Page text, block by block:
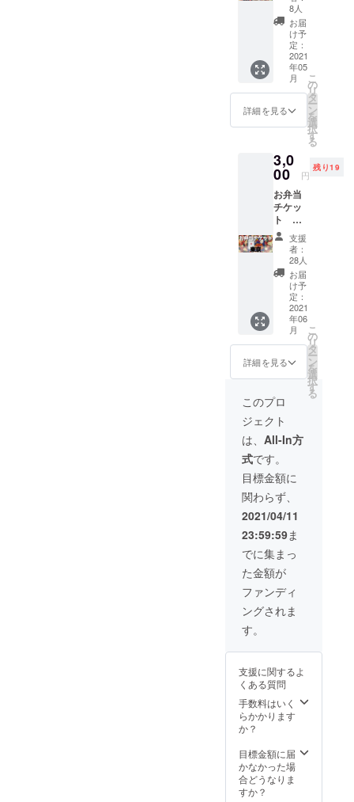
会場内
の環境
音も含
まれま
す。ご
了承く
ださ
万が
一、機
で映像
収録に
支障が
あった
場合に
はその
旨をお
伝えし
た上で
別公演
の映像
をお送
りさせ
ていた
だく可
ありま
す。
等、外
部への
公開は
禁止と
させて
いただ
きま
す。 お
届け予
定時期
※状況に
より前
後する
場合が
ありま
す。
①「あ
りがと
セー
ジ」 →
ご支援
された
公演開
催日か
②「QR
コード
入りの
共有に
は
YouTub
eを使用
しま
す。予
め、再
生可能
なス
末と
ネット
環境を
ご準備
くださ
い。 ※
定点映
像には
会場内
の環境
音も含
まれま
す。ご
了承く
ださ
万が
一、機
ブル等
で映像
収録に
支障が
場合に
はその
旨をお
伝えし
た上で
別公演
の映像
をお送
りさせ
ていた
だく可
能性が
ありま
等、外
部への
公開は
禁止と
させて
いただ
届け予
定時期
※状況に
岡 昼
公演】
の定点
映像を
ご視聴
いただ
けま
す！ ※
ご視聴
リター
ンのお
届けか
ら24時
間限定
となり
ます。
※映像の
共有に
は
YouTub
eを使用
しま
す。予
め、再
生可能
なス
やPC端
ネット
環境を
ご準備
くださ
い。 ※
定点映
像には
会場内
音も含
まれま
す。ご
了承く
ださ
い。 ※
万が
ブル等
で映像
収録に
支障が
あった
場合に
伝えし
た上で
別公演
いただ
きま
す。 リ
ターン
「【福
岡 夜
公演】
の定点
映像」
リター
QRコー
ドから
限定公
開URL
にアク
セスす
ると、
【福
岡 夜
公演】
の定点
映像を
ご視聴
いただ
けま
す！ ※
ご視聴
間は、
リター
ンのお
届けか
ら24時
間限定
となり
ます。
※映像の
共有に
は
YouTub
eを使用
しま
す。予
め、再
生可能
なス
やPC端
末と
ネット
環境を
ご準備
くださ
像には
会場内
の環境
映像が
ご覧い
ただけ
ます。
※色紙実
物では
なくオ
ンライ
ン上で
のデー
タお渡
りま
す。
※SNS
等、外
部への
公開は
禁止と
させて
いただ
きま
す。 リ
ターン
「【広
島 昼
公演】
の定点
映像」
リター
ン②の
QRコー
ドから
限定公
開URL
にアク
セスす
ると、
【広
島 昼
公演】
の定点
映像を
ご視聴
いただ
けま
す！ ※
ご視聴
間は、
ンのお
届けか
ら24時
間限定
となり
※映像の
共有に
は
YouTub
書い
て、デ
ジタル
色紙と
してお
送りし
ます！
そし
て、色
紙に付
るQR
コード
を読み
込んで
いただ
くと、
リター
ン③の
映像が
ご覧い
ただけ
ます。
※色紙実
物では
なくオ
ンライ
ン上で
のデー
タお渡
しとな
りま
す。
※SNS
等、外
部への
公開は
禁止と
させて
いただ
きま
す。 リ
ターン
③
「【広
島 夜
公演】
の定点
ン②の
ドから
限定公
開URL
にアク
セスす
【広
島 夜
公演】
の定点
ださ
い。 リ
ターン
② 「QR
コード
入りの
デジタ
紙」 メ
ンバー
サイン
と、そ
れぞれ
が思う
THANK
YOU
TOUR
の見ど
ころを
書い
て、デ
ジタル
色紙と
してお
送りし
ます！
そし
て、色
紙に付
いてい
るQR
コード
を読み
込んで
いただ
くと、
リター
ン③の
映像が
ご覧い
ただけ
ます。
※色紙実
物では
なくオ
ンライ
ン上で
のデー
す。
※SNS
等、外
部への
公開は
させて
いただ
きま
す。 リ
けた あ
りがと
うビデ
オメッ
セージ
が届き
ます！
時の備
考欄
に、 "メ
に呼ん
でほし
いあな
たのお
名前"を
カタカ
ナでご
明記く
ださ
い。 リ
ターン
② 「QR
コード
入りの
デジタ
紙」 メ
ンバー
サイン
と、そ
れぞれ
が思う
THANK
YOU
TOUR
の見ど
ころを
書い
て、デ
ジタル
色紙と
してお
送りし
ます！
そし
て、色
コード
を読み
込んで
いただ
くと、
ン③の
映像が
ご覧い
ただけ
支援し
たい公
演に
よって
リター
ンをお
選びく
い。 リ
ターン
うビデ
オメッ
セー
ジ」 メ
ンバー
からあ
なただ
けに向
けた あ
りがと
うビデ
オメッ
セージ
が届き
ます！
時の備
考欄
に、 "メ
ンバー
に呼ん
でほし
いあな
たのお
名前"を
カタカ
ナでご
明記く
ださ
い。 リ
ターン
② 「QR
コード
入りの
デジタ
ル色
紙」 メ
サイン
と、そ
れぞれ
が思う
THANK
YOU
ころを
書い
て、デ
す！ 今
回は会
場に来
られな
いあな
たに
も、
「あり
がと
さい。
こちら
は【仙
台 夜
公演】
のリ
ターン
です。
支援し
たい公
演に
よって
リター
ンをお
選びく
い。 リ
ターン
りがと
うビデ
オメッ
セー
ンバー
からあ
なただ
けに向
けた あ
りがと
うビデ
オメッ
セージ
が届き
ます！
ご支援
時の備
ンバー
に呼ん
でほし
いあな
たのお
名前"を
明記く
ださ
い。 リ
ざいま
す。。
ケット
ではな
くお弁
当代と
して、
あなた
YOU
TOUR
2021を
東京
FINAL
公演ま
で走ら
せま
す！ 今
回は会
場に来
られな
いあな
たに
も、
「あり
がと
てくだ
こちら
は【名
古屋
昼公
演】の
リター
ンで
す。 支
い公演
によっ
てリ
ターン
をお選
びくだ
さい。
「あり
がとう
ビデオ
メッ
セー
ジ」 メ
なただ
けに向
けた あ
公演】
3,000円
GANMI
メン
バーと
スタッ
フさん
の お弁
当を支
援して
くださ
！ (こう
して文
にする
と恐縮
ですが
本当に
ありが
とうご
ざいま
す。。
ケット
ではな
くお弁
当代と
して、
あなた
THANK
YOU
TOUR
2021を
東京
FINAL
公演ま
で走ら
せま
す！ 今
回は会
場に来
られな
いあな
たに
も、
「あり
がと
てくだ
さい。
こちら
は【名
古屋
夜公
ンで
す。 支
援した
8人
お届
け予
定：
2021
年05
月
詳細を見る
こ
の
リ
タ
ー
ン
を
選
択
す
る
3,0
00 円
残り19
お弁当
チケッ
ト
【東
京 公
演】
3,000円
GANMI
メン
バーと
スタッ
フさん
の お弁
当を支
援して
くださ
い！！
！ (こう
して文
にする
と恐縮
ですが
本当に
ありが
とうご
ざいま
す。。
。) チ
ケット
ではな
くお弁
当代と
して、
あなた
THANK
TOUR
2021を
東京
FINAL
公演ま
せま
す！ 今
回は会
場に来
支援
者：
28人
お届
け予
定：
2021
年06
月
詳細を見る
こ
の
リ
タ
ー
ン
を
選
択
す
る
このプロ
ジェクト
は、 All-In方
式です。
目標金額に
関わらず、
2021/04/11
23:59:59ま
でに集まっ
た金額が
ファンディ
ングされま
す。
支援に関するよ
くある質問
手数料はいく
らかかります
か？
目標金額に届
かなかった場
合どうなりま
すか？